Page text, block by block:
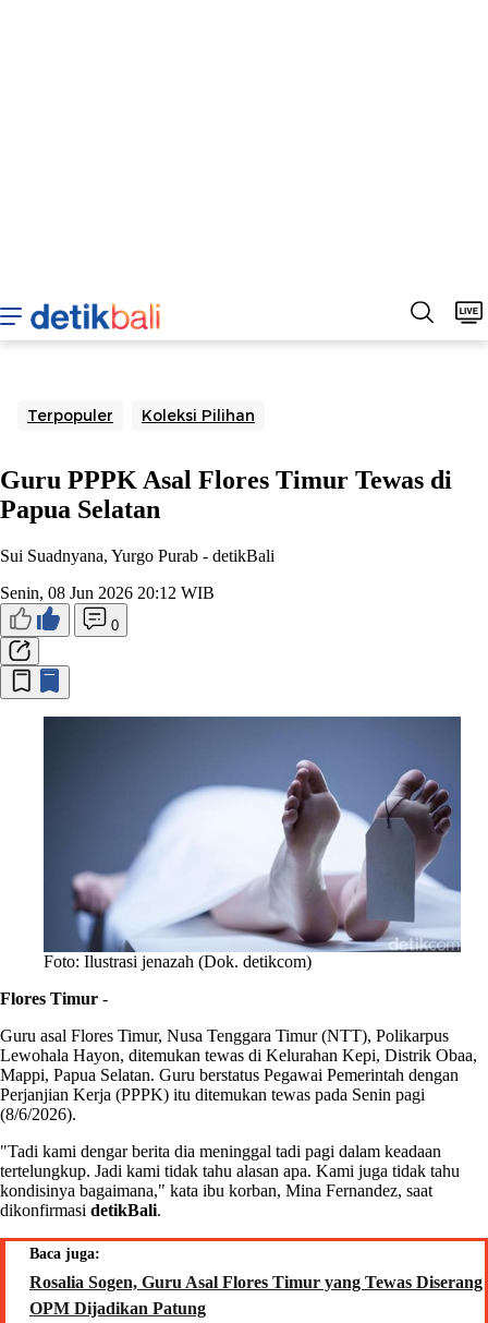
Home Berita Hukum & Kriminal
Terpopuler Koleksi Pilihan
Guru PPPK Asal Flores Timur Tewas di
Papua Selatan
Sui Suadnyana, Yurgo Purab - detikBali
Senin, 08 Jun 2026 20:12 WIB
0
Foto: Ilustrasi jenazah (Dok. detikcom)
Flores Timur -
Guru asal Flores Timur, Nusa Tenggara Timur (NTT), Polikarpus
Lewohala Hayon, ditemukan tewas di Kelurahan Kepi, Distrik Obaa,
Mappi, Papua Selatan. Guru berstatus Pegawai Pemerintah dengan
Perjanjian Kerja (PPPK) itu ditemukan tewas pada Senin pagi
(8/6/2026).
"Tadi kami dengar berita dia meninggal tadi pagi dalam keadaan
tertelungkup. Jadi kami tidak tahu alasan apa. Kami juga tidak tahu
kondisinya bagaimana," kata ibu korban, Mina Fernandez, saat
dikonfirmasi detikBali.
Baca juga:
Rosalia Sogen, Guru Asal Flores Timur yang Tewas Diserang
OPM Dijadikan Patung